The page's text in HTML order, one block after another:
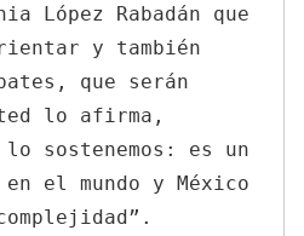
López Rabadán que
y también
que serán
lo afirma,
sostenemos: es un
en el mundo y México